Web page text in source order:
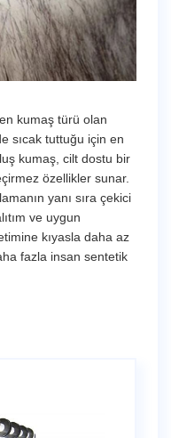
kumaş türü olan
sıcak tuttuğu için en
kumaş, cilt dostu bir
özellikler sunar.
yanı sıra çekici
ve uygun
kıyasla daha az
fazla insan sentetik